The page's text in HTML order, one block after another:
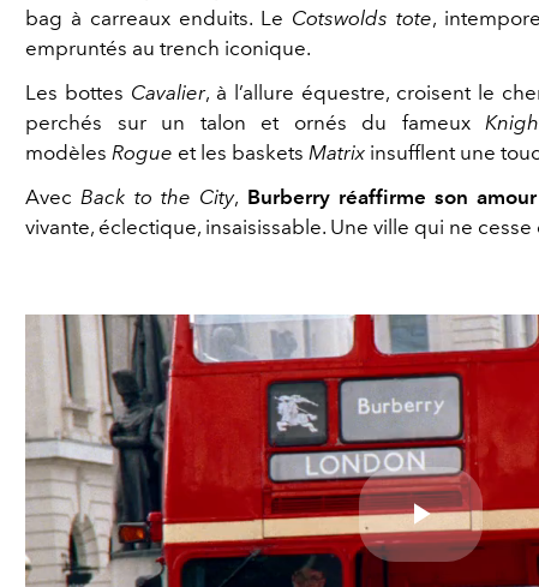
bag à carreaux enduits. Le Cotswolds tote,
empruntés au trench iconique.
Les bottes Cavalier, à l’allure équestre, croisent le
perchés sur un talon et ornés du fameux
modèles Rogue et les baskets Matrix insufflent une
Avec Back to the City, Burberry réaffirme son
vivante, éclectique, insaisissable. Une ville qui ne cesse
Play